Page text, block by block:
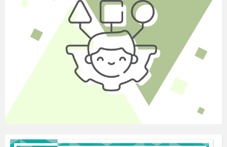
Аналіз торгового
балансу України з
метою визначення
основних статей
експорту та імпорту і
основних торгівельних
партнерів.
12
Валютні курси та умови
зовнішньої торгівлі
Форми міжнародного
Діяльність міжнародних
фінансово – кредитних